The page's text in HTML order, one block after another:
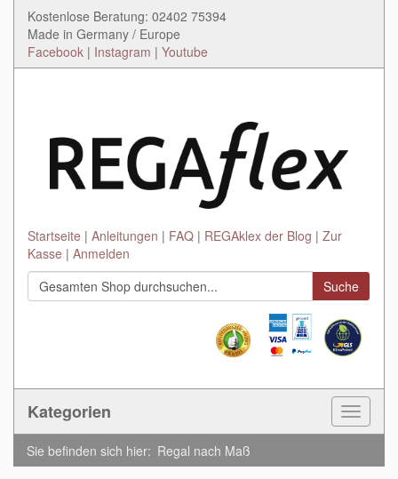
Kostenlose Beratung: 02402 75394
Made in Germany / Europe
Facebook | Instagram | Youtube
Startseite Anleitungen FAQ REGAklex der Blog
Zur
Kasse
Anmelden
Suche
Kategorien
Toggle
Sie befinden sich hier: Regal nach Maß